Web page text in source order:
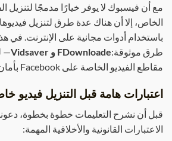
مع أن فيسبوك لا يوفر خيارًا مدمجًا لتنزيل
الخاص، إلا أن هناك عدة طرق لتنزيل
باستخدام أدوات مجانية على الإنترنت. في
طرق موثوقة:FDownloade و Vidsaver
—
مقاطع الفيديو الخاصة على Facebook بأمان وسهولة.
اعتبارات هامة قبل التنزيل فيديو
قبل أن نشرح التعليمات خطوة بخطوة،
الاعتبارات القانونية والأخلاقية المهمة: